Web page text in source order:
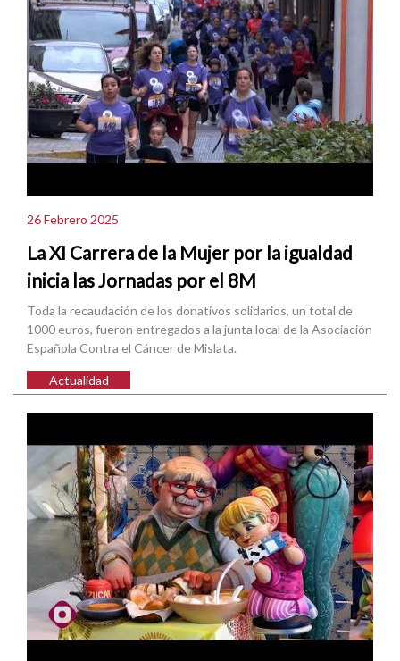
26 Febrero 2025
La XI Carrera de la Mujer por la igualdad
inicia las Jornadas por el 8M
Toda la recaudación de los donativos solidarios, un total de
1000 euros, fueron entregados a la junta local de la Asociación
Española Contra el Cáncer de Mislata.
Actualidad